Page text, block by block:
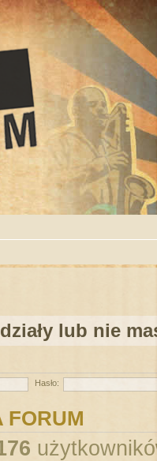
lub nie
Hasło:
FORUM